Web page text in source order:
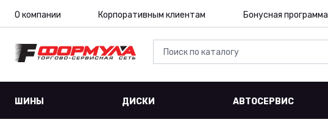
О компании Корпоративным клиентам Бонусная программа
ШИНЫ ДИСКИ АВТОСЕРВИС